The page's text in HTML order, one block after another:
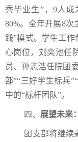
秀毕业生”，9人
80%。全年开展8次
践”模式。学生工
心岗位，刘奕池任
员、孙志浩任院团
部”“三好学生标兵
中的“标杆团队”。
四、 展望未来
团支部将继续